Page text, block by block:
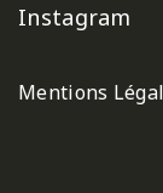
Instagram
Mentions